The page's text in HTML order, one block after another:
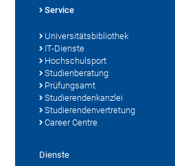
Service
Universitätsbibliothek
IT-Dienste
Hochschulsport
Studienberatung
Prüfungsamt
Studierendenkanzlei
Studierendenvertretung
Career Centre
Dienste